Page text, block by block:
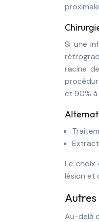
Si une
racine
et 90% à
Le choix
lésion et
Au-delà